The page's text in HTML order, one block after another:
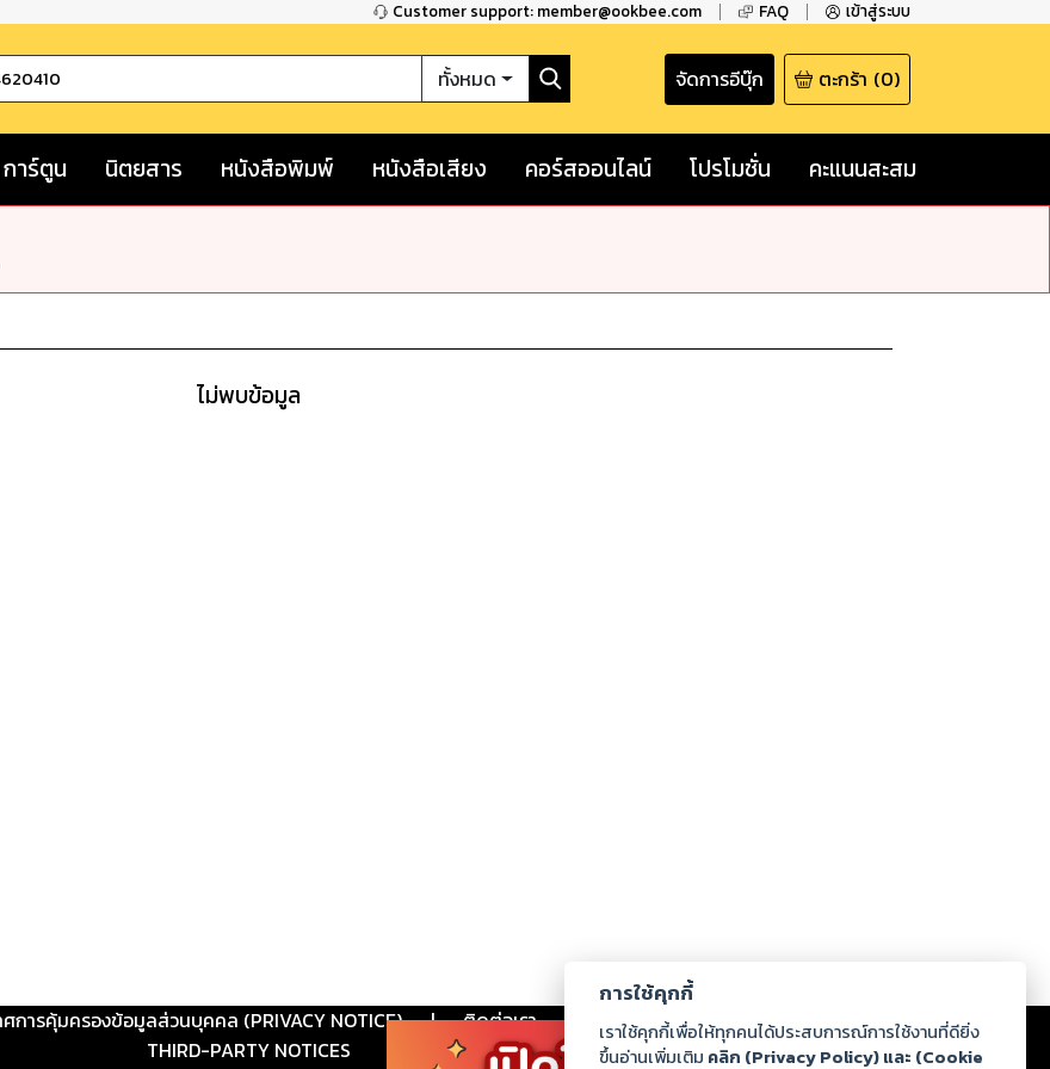
Customer support: member@ookbee.com FAQ เข้าสู่ระบบ
ทั้งหมด จัดการอีบุ๊ก ตะกร้า (0)
การ์ตูน นิตยสาร หนังสือพิมพ์ หนังสือเสียง คอร์สออนไลน์ โปรโมชั่น คะแนนสะสม
ไม่พบข้อมูล
ศการคุ้มครองข้อมูลส่วนบุคคล (PRIVACY NOTICE) | ติดต่อเรา ร่วมงานกับเรา ดาวน์โหลด
THIRD-PARTY NOTICES
การใช้คุกกี้
เราใช้คุกกี้เพื่อให้ทุกคนได้ประสบการณ์การใช้งานที่ดียิ่ง
ขึ้นอ่านเพิ่มเติม คลิก (Privacy Policy) และ (Cookie